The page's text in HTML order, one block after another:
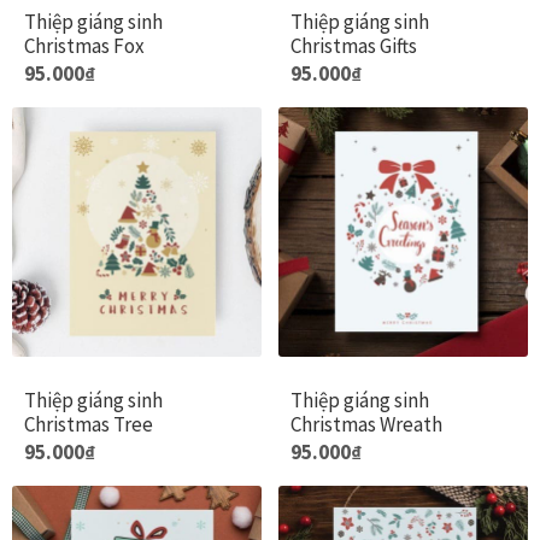
Tranh ánh kim Collection
Tranh điêu khắc gỗ Collection
Tranh sơn mài Thư Pháp
Trống Đồng Collection
Viên Dung Collection
Wheels of Time
Tranh chim sếu nghệ thuật
Thiệp giáng sinh
Christmas Fox
95.000₫
Thiệp giáng sinh
Christmas Gifts
95.000₫
Thiệp giáng sinh
Christmas Tree
95.000₫
phẩm
này
Thiệp giáng sinh
Christmas Wreath
95.000₫
phẩm
này